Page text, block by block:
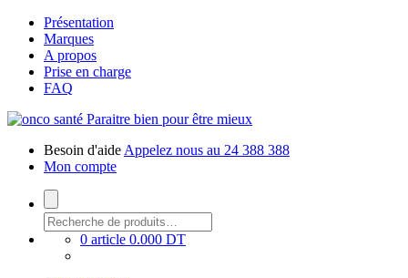
Présentation
Marques
A propos
Prise en charge
FAQ
Paraitre bien pour être mieux
Besoin d'aide Appelez nous au 24 388 388
Mon compte
0 article 0.000 DT